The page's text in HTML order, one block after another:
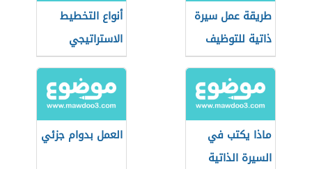
طريقة عمل سيرة
ذاتية للتوظيف
أنواع التخطيط
الاستراتيجي
ماذا يكتب في
السيرة الذاتية
العمل بدوام جزئي